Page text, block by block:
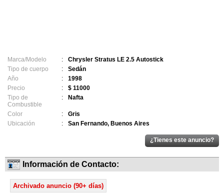
Marca/Modelo :
Chrysler Stratus LE 2.5 Autostick
Tipo de cuerpo
:
Sedán
Año
:
1998
Precio
:
$ 11000
Tipo de
Combustible
: Nafta
Color :
Gris
Ubicación
: San Fernando, Buenos Aires
Información de Contacto:
Archivado anuncio (90+ días)